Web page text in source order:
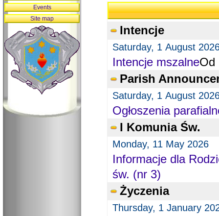
Intencje
Saturday, 1 August
Intencje mszalneOd
Parish
Saturday, 1 August
Ogłoszenia
I Komunia Św.
Monday, 11 May 2026
Informacje dla
św. (nr 3)
Życzenia
Thursday, 1 January
Events
Site map